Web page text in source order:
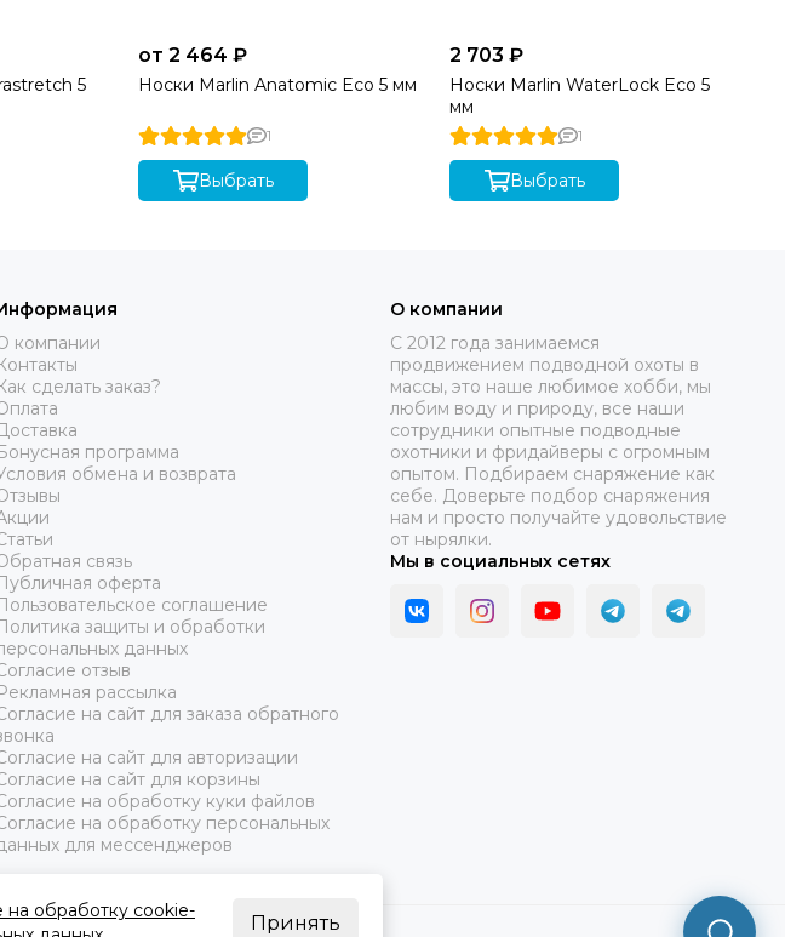
5
от 2 464 ₽
Носки Marlin Anatomic Eco 5 мм
1
Выбрать
2 703 ₽
Носки Marlin WaterLock Eco 5
мм
1
Выбрать
компании
сделать заказ?
программа
обмена и возврата
связь
оферта
соглашение
защиты и обработки
данных
отзыв
рассылка
на сайт для заказа обратного
на сайт для авторизации
на сайт для корзины
на обработку куки файлов
на обработку персональных
для мессенджеров
О компании
C 2012 года занимаемся
продвижением подводной охоты в
массы, это наше любимое хобби, мы
любим воду и природу, все наши
сотрудники опытные подводные
охотники и фридайверы с огромным
опытом. Подбираем снаряжение как
себе. Доверьте подбор снаряжения
нам и просто получайте удовольствие
от нырялки.
Мы в социальных сетях
на обработку cookie-
Принять